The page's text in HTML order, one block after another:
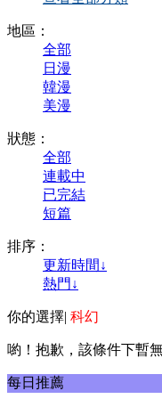
地區：
全部
日漫
韓漫
美漫
狀態：
全部
連載中
已完結
短篇
排序：
更新時間↓
熱門↓
你的選擇| 科幻
喲！抱歉，該條件下暫
每日推薦